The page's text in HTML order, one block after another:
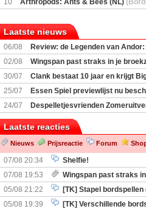
10 Arthropods: Ants & Bees (NL)
Laatste nieuws
06/08
Review: de Legenden van
Land
02/08
Wingspan past straks in je
30/07
Clank bestaat 10 jaar en krijgt
uitbreiding
25/07
Essen Spiel previewlijst nu
Boardgamegeek
24/07
Despelletjesvrienden
Laatste reacties
Nieuws Prijsreactie Forum
07/08 20:34
Shelfie!
07/08 19:53
Wingspan past straks
05/08 21:22
[TK] Stapel bordspellen
Nemesis Retaliation, Zombicide Invader)
05/08 19:39
[TK] Verschillende